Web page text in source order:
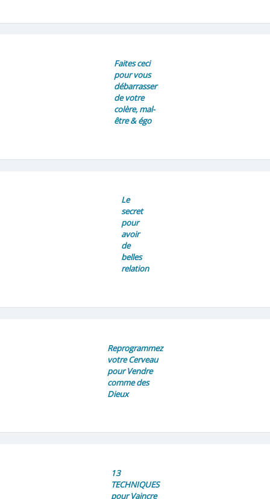
Faites ceci
pour vous
débarrasser
de votre
colère, mal-
être & égo
Le
secret
pour
avoir
de
belles
relation
Reprogrammez
votre Cerveau
pour Vendre
comme des
Dieux
13
TECHNIQUES
pour Vaincre